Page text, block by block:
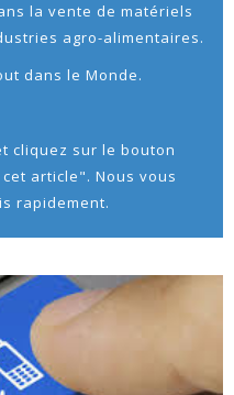
la vente de matériels
agro-alimentaires.
dans le Monde.
cliquez sur le bouton
article". Nous vous
rapidement.